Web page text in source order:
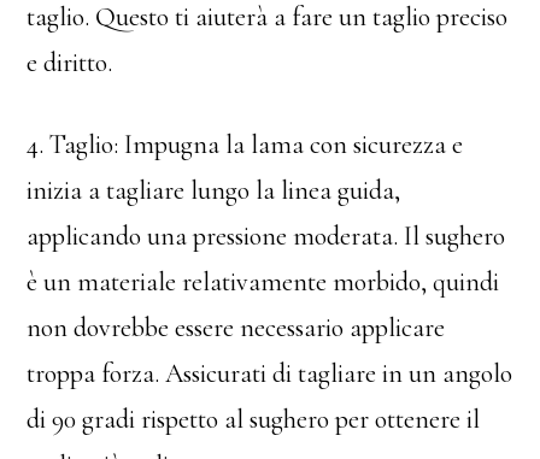
taglio. Questo ti aiuterà a fare un taglio preciso
e diritto.
4. Taglio: Impugna la lama con sicurezza e
inizia a tagliare lungo la linea guida,
applicando una pressione moderata. Il sughero
è un materiale relativamente morbido, quindi
non dovrebbe essere necessario applicare
troppa forza. Assicurati di tagliare in un angolo
di 90 gradi rispetto al sughero per ottenere il